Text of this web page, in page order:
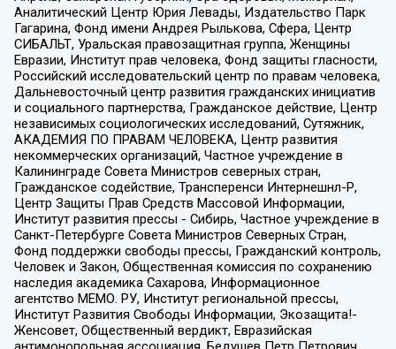
Аналитический Центр Юрия Левады, Издательство Парк
Гагарина, Фонд имени Андрея Рылькова, Сфера, Центр
СИБАЛЬТ, Уральская правозащитная группа, Женщины
Евразии, Институт прав человека, Фонд защиты гласности,
Российский исследовательский центр по правам человека,
Дальневосточный центр развития гражданских инициатив
и социального партнерства, Гражданское действие, Центр
независимых социологических исследований, Сутяжник,
АКАДЕМИЯ ПО ПРАВАМ ЧЕЛОВЕКА, Центр развития
некоммерческих организаций, Частное учреждение в
Калининграде Совета Министров северных стран,
Гражданское содействие, Трансперенси Интернешнл-Р,
Центр Защиты Прав Средств Массовой Информации,
Институт развития прессы - Сибирь, Частное учреждение в
Санкт-Петербурге Совета Министров Северных Стран,
Фонд поддержки свободы прессы, Гражданский контроль,
Человек и Закон, Общественная комиссия по сохранению
наследия академика Сахарова, Информационное
агентство МЕМО. РУ, Институт региональной прессы,
Институт Развития Свободы Информации, Экозащита!-
Женсовет, Общественный вердикт, Евразийская